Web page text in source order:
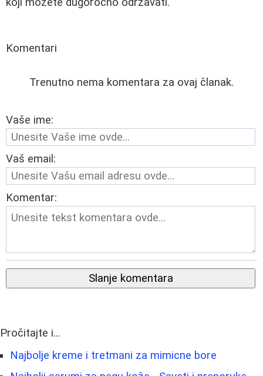
Komentari
Trenutno nema komentara za ovaj članak.
Vaše ime:
Vaš email:
Komentar:
Slanje komentara
Pročitajte i...
Najbolje kreme i tretmani za mimicne bore